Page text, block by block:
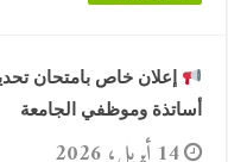
إعلان خاص بامتحان
أساتذة وموظفي الجامعة